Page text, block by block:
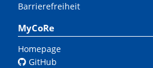
Barrierefreiheit
MyCoRe
Homepage
GitHub